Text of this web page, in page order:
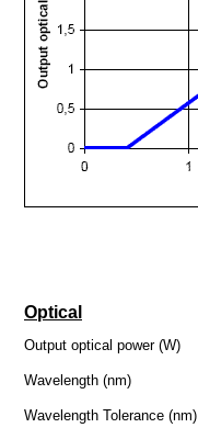
Optical
Output optical power (W)
Wavelength (nm)
Wavelength Tolerance (nm)